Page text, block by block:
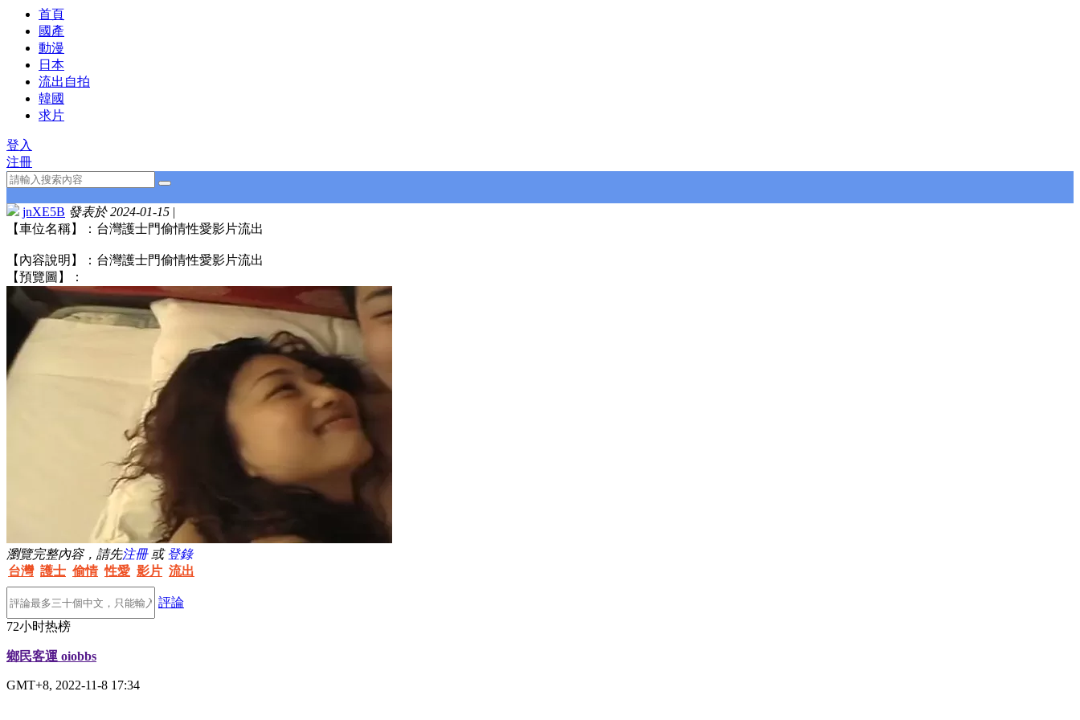
首頁
國產
動漫
日本
流出自拍
韓國
求片
登入
注冊
jnXE5B 發表於 2024-01-15 |
【車位名稱】：台灣護士門偷情性愛影片流出
【內容說明】：台灣護士門偷情性愛影片流出
【預覽圖】：
瀏覽完整內容，請先注冊或登錄
台灣 護士 偷情 性愛 影片 流出
評論
72小时热榜
鄉民客運 oiobbs
GMT+8, 2022-11-8 17:34